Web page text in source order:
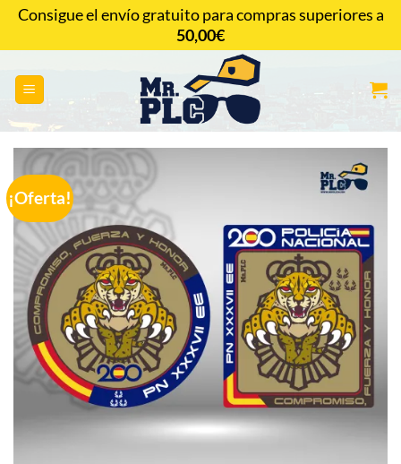
Saltar
contenido
CONTACTAR
¡Oferta!
Consigue el envío gratuito para compras superiores a
50,00€